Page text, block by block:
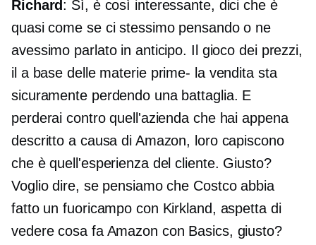
Richard: Sì, è così interessante, dici che è
quasi come se ci stessimo pensando o ne
avessimo parlato in anticipo. Il gioco dei prezzi,
il a base delle materie prime- la vendita sta
sicuramente perdendo una battaglia. E
perderai contro quell'azienda che hai appena
descritto a causa di Amazon, loro capiscono
che è quell'esperienza del cliente. Giusto?
Voglio dire, se pensiamo che Costco abbia
fatto un fuoricampo con Kirkland, aspetta di
vedere cosa fa Amazon con Basics, giusto?